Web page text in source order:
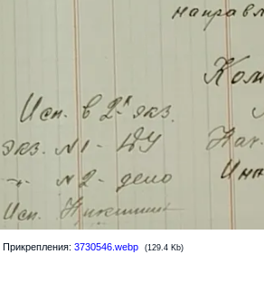
Прикрепления: 3730546.webp (129.4 Kb)